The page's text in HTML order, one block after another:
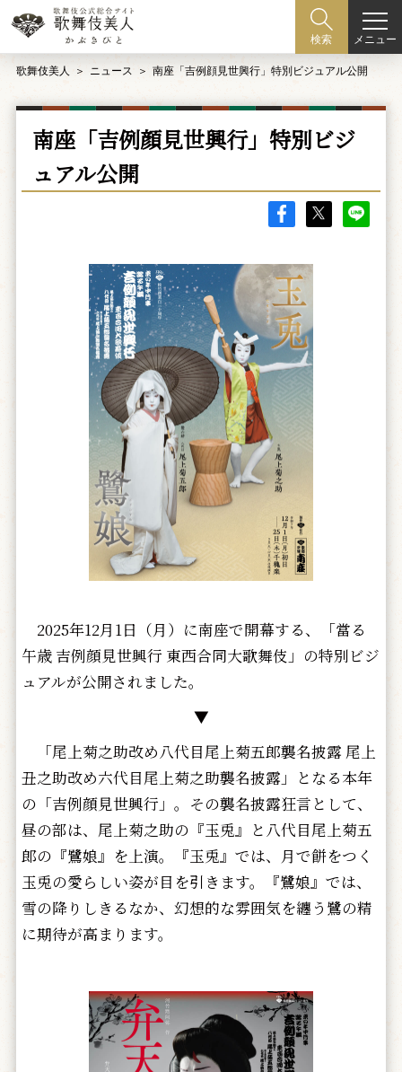
検索 メニュー
歌舞伎美人 ニュース 南座「吉例顔見世興行」特別ビジュアル公開
南座「吉例顔見世興行」特別ビジ
ュアル公開
2025年12月1日（月）に南座で開幕する、「當る
午歳 吉例顔見世興行 東西合同大歌舞伎」の特別ビジ
ュアルが公開されました。
▼
「尾上菊之助改め八代目尾上菊五郎襲名披露 尾上
丑之助改め六代目尾上菊之助襲名披露」となる本年
の「吉例顔見世興行」。その襲名披露狂言として、
昼の部は、尾上菊之助の『玉兎』と八代目尾上菊五
郎の『鷺娘』を上演。『玉兎』では、月で餅をつく
玉兎の愛らしい姿が目を引きます。『鷺娘』では、
雪の降りしきるなか、幻想的な雰囲気を纏う鷺の精
に期待が高まります。